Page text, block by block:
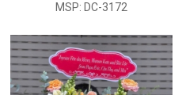
MSP: DC-3172